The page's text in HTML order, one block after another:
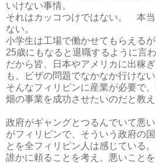
いけない事情。
それはカッコつけではない。 本
ない。
小学生は工場で働かせてもらえる
25歳にもなると退職するように言わ
だから皆、日本やアメリカに出稼
も、ビザの問題でなかなか行けない
そんなフィリピンに産業が必要で
畑の事業を成功させたいのだと教え
政府がギャングとつるんでいて悪
がフィリピンで、そういう政府の
とを全フィリピン人は感じている
誰かに頼ることを考え、悪いこと